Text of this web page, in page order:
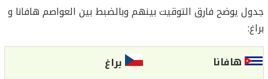
جدول يوضح فارق التوقيت بينهم وبالضبط بين العواصم هافانا و
براغ:
هافانا
براغ